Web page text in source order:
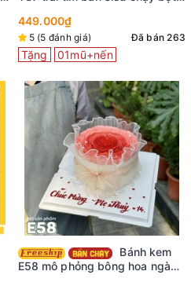
băng sáng tạo
449.000₫
5 (5 đánh giá) Đã bán 263
Tặng 01mũ+nến
E58 mô phỏng bông hoa ngàn